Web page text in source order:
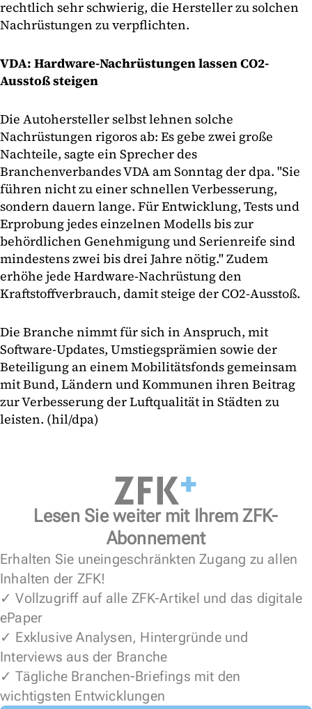
rechtlich sehr schwierig, die Hersteller zu solchen
Nachrüstungen zu verpflichten.
VDA: Hardware-Nachrüstungen lassen CO2-
Ausstoß steigen
Die Autohersteller selbst lehnen solche
Nachrüstungen rigoros ab: Es gebe zwei große
Nachteile, sagte ein Sprecher des
Branchenverbandes VDA am Sonntag der dpa. "Sie
führen nicht zu einer schnellen Verbesserung,
sondern dauern lange. Für Entwicklung, Tests und
Erprobung jedes einzelnen Modells bis zur
behördlichen Genehmigung und Serienreife sind
mindestens zwei bis drei Jahre nötig." Zudem
erhöhe jede Hardware-Nachrüstung den
Kraftstoffverbrauch, damit steige der CO2-Ausstoß.
Die Branche nimmt für sich in Anspruch, mit
Software-Updates, Umstiegsprämien sowie der
Beteiligung an einem Mobilitätsfonds gemeinsam
mit Bund, Ländern und Kommunen ihren Beitrag
zur Verbesserung der Luftqualität in Städten zu
leisten. (hil/dpa)
Lesen Sie weiter mit Ihrem ZFK-
Abonnement
Erhalten Sie uneingeschränkten Zugang zu allen
Inhalten der ZFK!
✓ Vollzugriff auf alle ZFK-Artikel und das digitale
ePaper
✓ Exklusive Analysen, Hintergründe und
Interviews aus der Branche
✓ Tägliche Branchen-Briefings mit den
wichtigsten Entwicklungen